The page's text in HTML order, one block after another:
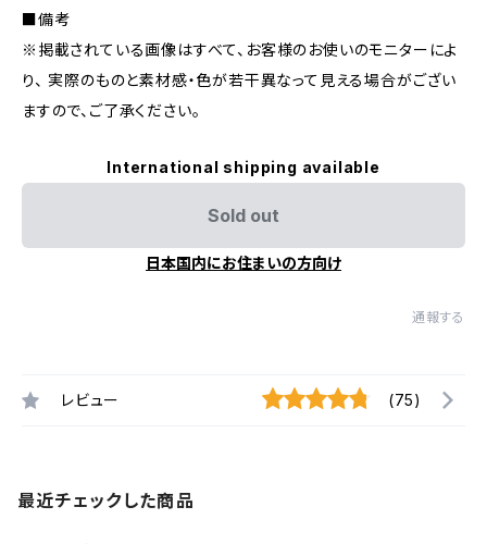
■備考
※掲載されている画像はすべて、お客様のお使いのモニターによ
り、 実際のものと素材感・色が若干異なって見える場合がござい
ますので、ご了承ください。
International shipping available
Sold out
日本国内にお住まいの方向け
通報する
レビュー (75)
最近チェックした商品